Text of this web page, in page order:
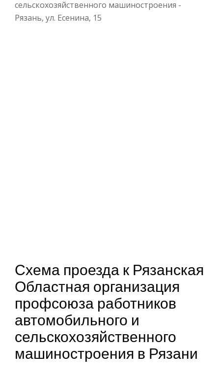
сельскохозяйственного машиностроения -
Рязань, ул. Есенина, 15
Схема проезда к Рязанская
Областная организация
профсоюза работников
автомобильного и
сельскохозяйственного
машиностроения в Рязани